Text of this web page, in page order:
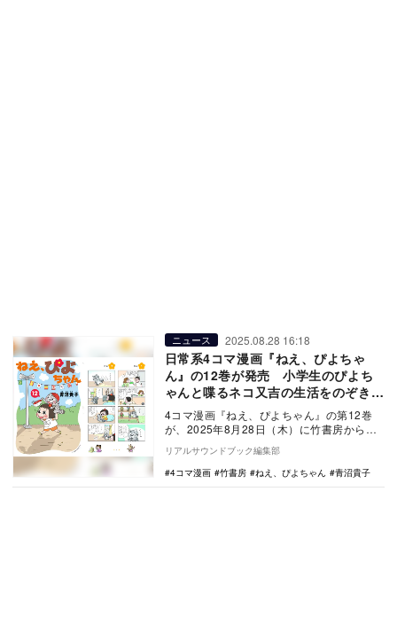
ニュース 2025.08.28 16:18
日常系4コマ漫画『ねえ、ぴよちゃ
ん』の12巻が発売 小学生のぴよち
ゃんと喋るネコ又吉の生活をのぞき見
しよう
4コマ漫画『ねえ、ぴよちゃん』の第12巻
が、2025年8月28日（木）に竹書房から発
売される。 『ねえ、ぴよちゃん』は、…
リアルサウンドブック編集部
4コマ漫画
竹書房 ねえ、ぴよちゃん 青沼貴子